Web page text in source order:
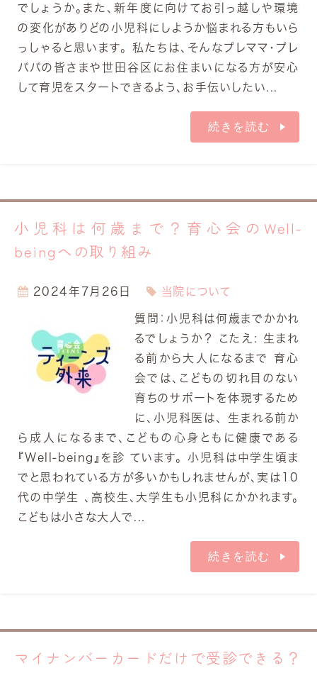
でしょうか。また、新年度に向けてお引っ越しや環境
の変化がありどの小児科にしようか悩まれる方もいら
っしゃると思います。 私たちは、そんなプレママ・プレ
パパの皆さまや世田谷区にお住まいになる方が安心
して育児をスタートできるよう、お手伝いしたい...
続きを読む
小児科は何歳まで？育心会のWell-
beingへの取り組み
2024年7月26日 当院について
質問：小児科は何歳までかかれ
るでしょうか？ こたえ: 生まれ
る前から大人になるまで 育心
会では、こどもの切れ目のない
育ちのサポートを体現するため
に、小児科医は、 生まれる前か
ら成人になるまで、こどもの心身ともに健康である
『Well-being』を診 ています。 小児科は中学生頃ま
でと思われている方が多いかもしれませんが、実は10
代の中学生 、高校生、大学生も小児科にかかれます。
こどもは小さな大人で...
続きを読む
マイナンバーカードだけで受診できる？